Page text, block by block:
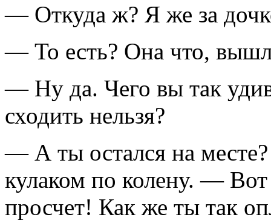
— Откуда ж? Я же за
— То есть? Она что,
— Ну да. Чего вы так
сходить нельзя?
— А ты остался на
кулаком по колену. —
просчет! Как же ты так